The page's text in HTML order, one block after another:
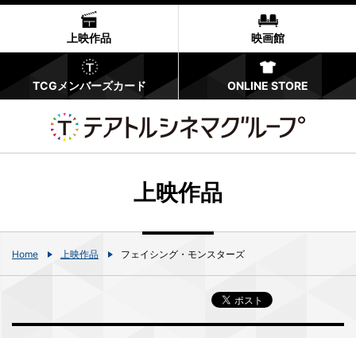
上映作品 映画館
TCGメンバーズカード ONLINE STORE
上映作品
Home 上映作品 フェイシング・モンスターズ